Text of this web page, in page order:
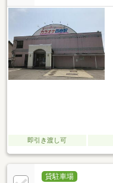
即引き渡し可
貸駐車場